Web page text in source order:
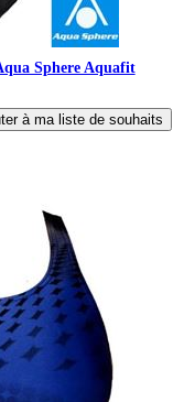
Sphere Aquafit